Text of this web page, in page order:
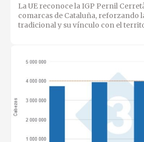
La UE reconoce la IGP Pernil
comarcas de Cataluña, reforzando
tradicional y su vínculo con el